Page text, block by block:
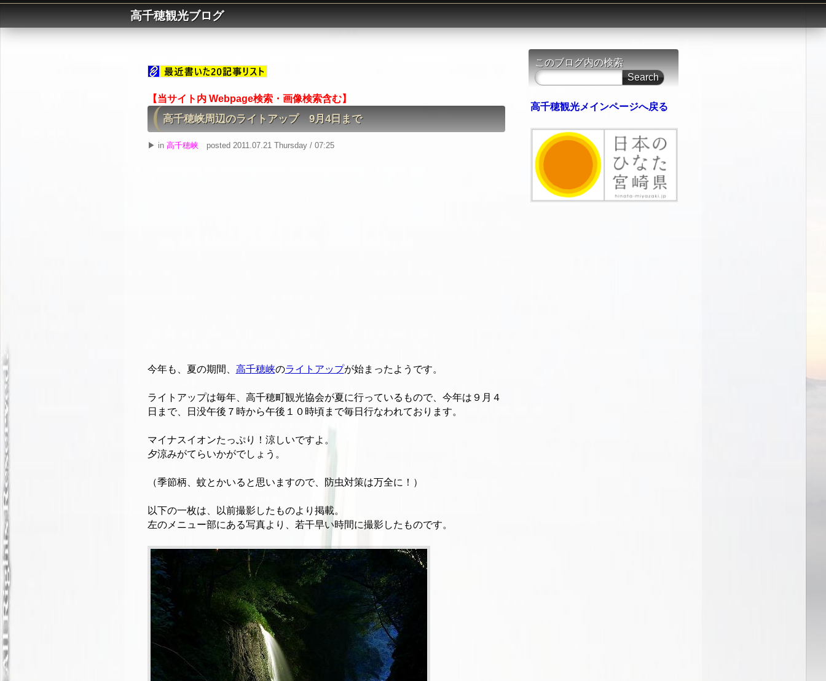
高千穂観光ブログ
【当サイト内 Webpage検索・画像検索含む】
高千穂峡周辺のライトアップ 9月4日まで
▶ in 高千穂峡posted 2011.07.21 Thursday / 07:25
今年も、夏の期間、 高千穂峡のライトアップが始まったようです。
ライトアップは毎年、高千穂町観光協会が夏に行っているもので、今年は９月４
日まで、日没午後７時から午後１０時頃まで毎日行なわれております。
マイナスイオンたっぷり！涼しいですよ。
夕涼みがてらいかがでしょう。
（季節柄、蚊とかいると思いますので、防虫対策は万全に！）
以下の一枚は、以前撮影したものより掲載。
左のメニュー部にある写真より、若干早い時間に撮影したものです。
このブログ内の検索
高千穂観光メインページへ戻る